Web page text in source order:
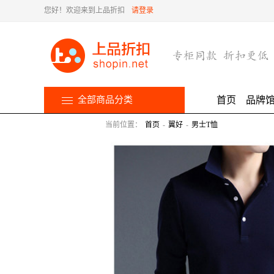
您好！欢迎来到上品折扣 请登录
全部商品分类 首页 品牌
当前位置： 首页 - 翼好 - 男士T恤